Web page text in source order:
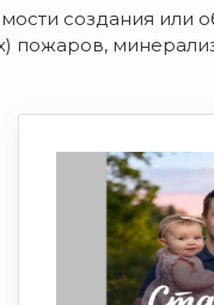
создания или
пожаров,